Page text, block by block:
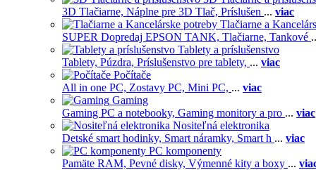
3D Tlačiarne, Náplne pre 3D Tlač, Príslušen ... viac
Tlačiarne a
SUPER Dopredaj EPSON TANK, Tlačiarne, Tankové
Tablety a príslušenstvo
Tablety, Púzdra, Príslušenstvo pre tablety, ... viac
Počítače
All in one PC, Zostavy PC, Mini PC, ... viac
Gaming
Gaming PC a notebooky, Gaming monitory a pro ... viac
Nositeľná elektronika
Detské smart hodinky, Smart náramky, Smart h ... viac
PC komponenty
Pamäte RAM, Pevné disky, Výmenné kity a boxy ...